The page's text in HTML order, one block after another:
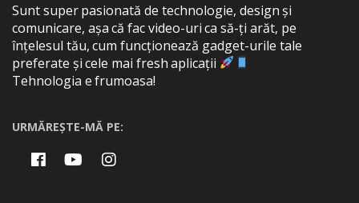
Sunt super pasionată de technologie, design și
comunicare, așa că fac video-uri ca să-ți arăt, pe
înțelesul tău, cum funcționează gadget-urile tale
preferate și cele mai fresh aplicații
Tehnologia e frumoasa!
URMĂREȘTE-MĂ PE: